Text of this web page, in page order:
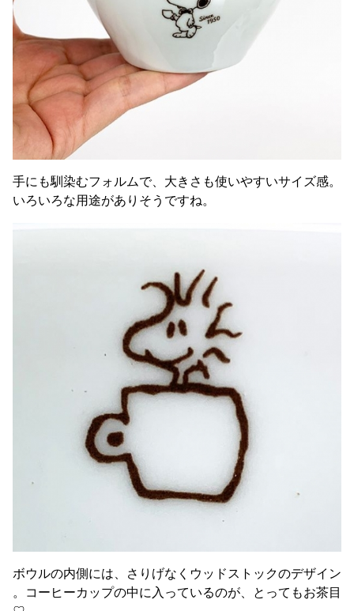
手にも馴染むフォルムで、大きさも使いやすいサイズ感。
いろいろな用途がありそうですね。
ボウルの内側には、さりげなくウッドストックのデザイン
。コーヒーカップの中に入っているのが、とってもお茶目